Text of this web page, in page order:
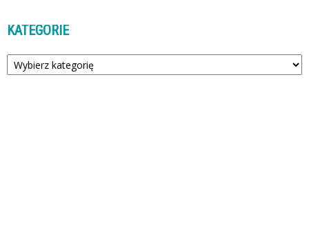
KATEGORIE
Kategorie